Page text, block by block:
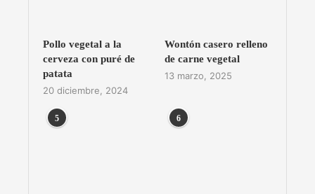
Pollo vegetal a la
cerveza con puré de
patata
20 diciembre, 2024
Wontón casero relleno
de carne vegetal
13 marzo, 2025
5 6